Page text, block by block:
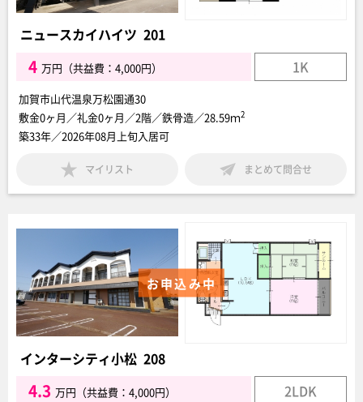
ニュースカイハイツ 201
4 万円（共益費：4,000円） 1K
加賀市山代温泉万松園通30
敷金0ヶ月／礼金0ヶ月／2階／鉄骨造／28.59ｍ2
築33年／2026年08月上旬入居可
マイリスト まとめて問合せ
お申込み中
インターシティ小松 208
4.3 万円（共益費：4,000円） 2LDK